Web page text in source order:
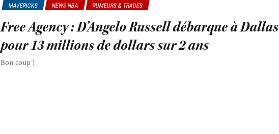
MAVERICKS NEWS NBA RUMEURS & TRADES
Free Agency : D’Angelo Russell débarque à Dallas
pour 13 millions de dollars sur 2 ans
Bon coup !